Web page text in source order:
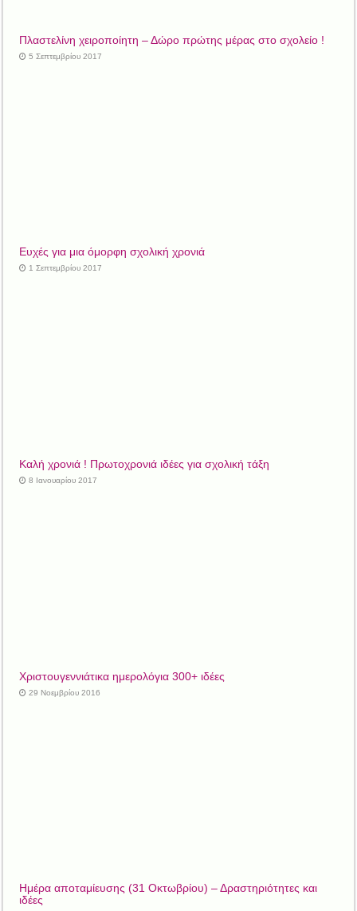
Πλαστελίνη χειροποίητη – Δώρο πρώτης μέρας στο σχολείο !
5 Σεπτεμβρίου 2017
Ευχές για μια όμορφη σχολική χρονιά
1 Σεπτεμβρίου 2017
Καλή χρονιά ! Πρωτοχρονιά ιδέες για σχολική τάξη
8 Ιανουαρίου 2017
Χριστουγεννιάτικα ημερολόγια 300+ ιδέες
29 Νοεμβρίου 2016
Ημέρα αποταμίευσης (31 Οκτωβρίου) – Δραστηριότητες και
ιδέες